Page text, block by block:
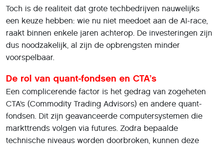
Toch is de realiteit dat grote techbedrijven nauwelijks
een keuze hebben: wie nu niet meedoet aan de AI-race,
raakt binnen enkele jaren achterop. De investeringen zijn
dus noodzakelijk, al zijn de opbrengsten minder
voorspelbaar.
De rol van quant-fondsen en CTA’s
Een complicerende factor is het gedrag van zogeheten
CTA’s (Commodity Trading Advisors) en andere quant-
fondsen. Dit zijn geavanceerde computersystemen die
markttrends volgen via futures. Zodra bepaalde
technische niveaus worden doorbroken, kunnen deze